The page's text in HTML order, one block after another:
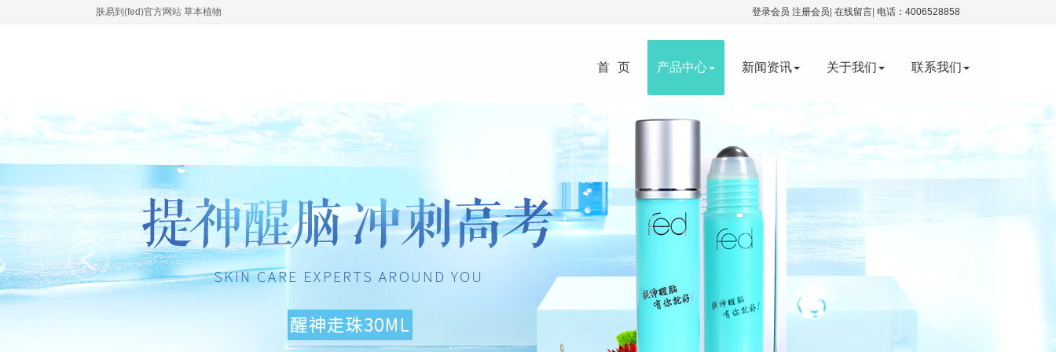
肤易到(fed)官方网站 草本植物 登录会员 注册会员 在线留言 电话：4006528858
首页 产品中心 新闻资讯 关于我们 联系我们